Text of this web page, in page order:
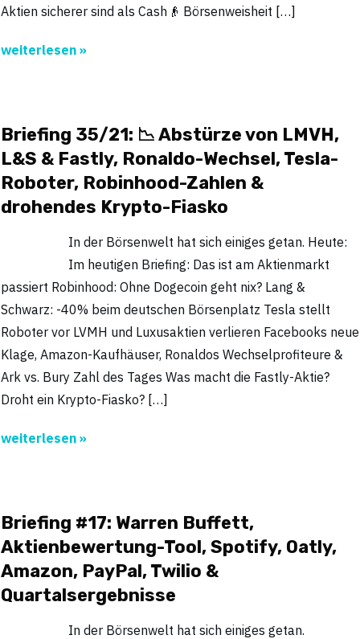
Aktien sicherer sind als Cash👴 Börsenweisheit […]
weiterlesen »
Briefing 35/21: 📉 Abstürze von LMVH,
L&S & Fastly, Ronaldo-Wechsel, Tesla-
Roboter, Robinhood-Zahlen &
drohendes Krypto-Fiasko
In der Börsenwelt hat sich einiges getan. Heute:
Im heutigen Briefing: Das ist am Aktienmarkt
passiert Robinhood: Ohne Dogecoin geht nix? Lang &
Schwarz: -40% beim deutschen Börsenplatz Tesla stellt
Roboter vor LVMH und Luxusaktien verlieren Facebooks neue
Klage, Amazon-Kaufhäuser, Ronaldos Wechselprofiteure &
Ark vs. Bury Zahl des Tages Was macht die Fastly-Aktie?
Droht ein Krypto-Fiasko? […]
weiterlesen »
Briefing #17: Warren Buffett,
Aktienbewertung-Tool, Spotify, Oatly,
Amazon, PayPal, Twilio &
Quartalsergebnisse
In der Börsenwelt hat sich einiges getan.